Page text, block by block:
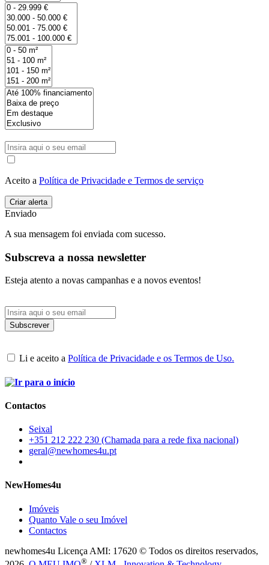
Aceito a Política de Privacidade e Termos de serviço
Enviado
A sua mensagem foi enviada com sucesso.
Subscreva a nossa newsletter
Esteja atento a novas campanhas e a novos eventos!
Li e aceito a Política de Privacidade e os Termos de Uso.
Contactos
Seixal
+351 212 222 230 (Chamada para a rede fixa nacional)
geral@newhomes4u.pt
NewHomes4u
Imóveis
Quanto Vale o seu Imóvel
Contactos
newhomes4u Licença AMI: 17620 © Todos os direitos reservados,
®